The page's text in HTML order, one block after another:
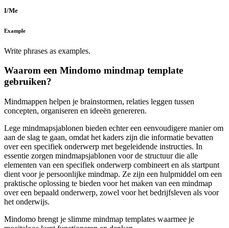
I/Me
Example
Write phrases as examples.
Waarom een Mindomo mindmap template
gebruiken?
Mindmappen helpen je brainstormen, relaties leggen tussen
concepten, organiseren en ideeën genereren.
Lege mindmapsjablonen bieden echter een eenvoudigere manier om
aan de slag te gaan, omdat het kaders zijn die informatie bevatten
over een specifiek onderwerp met begeleidende instructies. In
essentie zorgen mindmapsjablonen voor de structuur die alle
elementen van een specifiek onderwerp combineert en als startpunt
dient voor je persoonlijke mindmap. Ze zijn een hulpmiddel om een
praktische oplossing te bieden voor het maken van een mindmap
over een bepaald onderwerp, zowel voor het bedrijfsleven als voor
het onderwijs.
Mindomo brengt je slimme mindmap templates waarmee je